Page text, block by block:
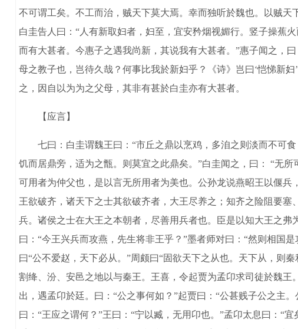
不可谓工矣。不工而治，贼天下莫大焉。幸而独听於魏也。以贼
白圭告人曰：“人有新取妇者，妇至，宜安矜烟视媚行。竖子操蕉
而有大甚者。今惠子之遇我尚新，其说我有大甚者。”惠子闻之，
母之教子也，岂待久哉？何事比我於新妇乎？《诗》岂曰‘恺悌新
之，因自以为为之父母，其非有甚於白圭亦有大甚者。
【应言】
七曰：白圭谓魏王曰：“市丘之鼎以烹鸡，多洎之则淡而不可食
饥而居鼎旁，适为之甑。则莫宜之此鼎矣。”白圭闻之，曰： “无
可用者为仲父也，是以言无所用者为美也。公孙龙说燕昭王以偃兵
王欲破齐，诸天下之士其欲破齐者，大王尽养之；知齐之险阻要
兵。诸侯之士在大王之本朝者，尽善用兵者也。臣是以知大王之
曰：“今王兴兵而攻燕，先生将非王乎？”墨者师对曰：“然则相国
曰“公不爱赵，天下必从。”周颇曰“固欲天下之从也。天下从，则
割绛、汾、安邑之地以与秦王。王喜，令起贾为孟卬求司徒於魏
出，遇孟卬於廷。曰：“公之事何如？”起贾曰：“公甚贱子公之主
曰：“王应之谓何？”王曰：“宁以臧，无用卬也。”孟卬太息曰：“